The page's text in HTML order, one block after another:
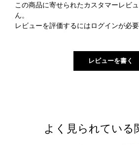
この商品に寄せられたカスタマーレビ
ん。
レビューを評価するには ログインが必要
よく見られている